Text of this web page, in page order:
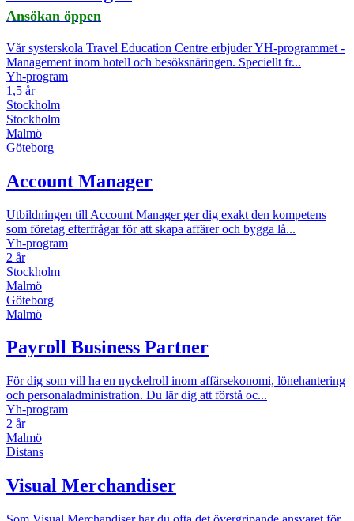
Ansökan öppen
Vår systerskola Travel Education Centre erbjuder YH-programmet -
Management inom hotell och besöksnäringen. Speciellt fr...
Yh-program
1,5 år
Stockholm
Stockholm
Malmö
Göteborg
Account Manager
Utbildningen till Account Manager ger dig exakt den kompetens
som företag efterfrågar för att skapa affärer och bygga lå...
Yh-program
2 år
Stockholm
Malmö
Göteborg
Malmö
Payroll Business Partner
För dig som vill ha en nyckelroll inom affärsekonomi, lönehantering
och personaladministration. Du lär dig att förstå oc...
Yh-program
2 år
Malmö
Distans
Visual Merchandiser